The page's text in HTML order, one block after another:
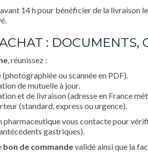
14 h pour bénéficier de la livraison
: DOCUMENTS,
, réunissez :
ou scannée en PDF).
de mutuelle à jour.
et de livraison (adresse en France
(standard, express ou urgence).
vous contacte pour
gastriques).
bon de commandevalidé ainsi que la